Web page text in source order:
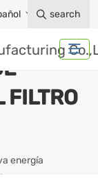
search
FILTRO
energía